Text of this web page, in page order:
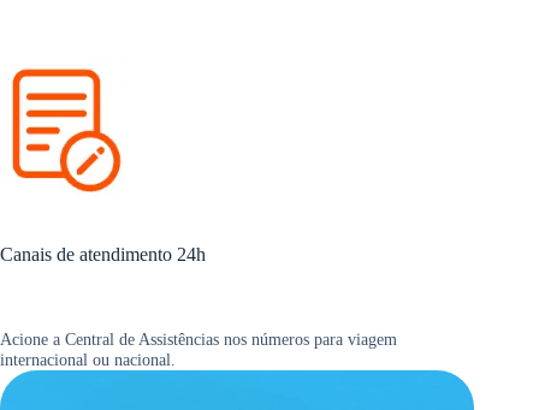
Canais de atendimento 24h
Acione a Central de Assistências nos números para viagem
internacional ou nacional.